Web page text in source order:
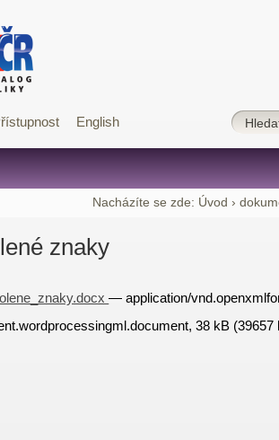
English
Nacházíte se zde: Úvod ›
znaky
— application/
38 kB (39657